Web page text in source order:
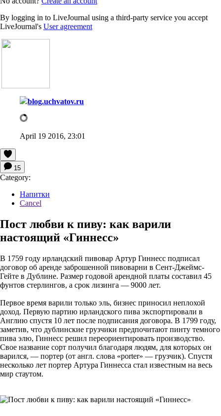
By logging in to LiveJournal using a third-party service you accept
LiveJournal's User agreement
blog.uchvatov.ru
April 19 2016, 23:01
15
Category:
Напитки
Cancel
Пост любви к пиву: как варили
настоящий «Гиннесс»
В 1759 году ирландский пивовар Артур Гиннесс подписал
договор об аренде заброшенной пивоварни в Сент-Джеймс-
Гейте в Дублине. Размер годовой арендной платы составил 45
фунтов стерлингов, а срок лизинга — 9000 лет.
Первое время варили только эль, бизнес приносил неплохой
доход. Первую партию ирландского пива экспортировали в
Англию спустя 10 лет после подписания договора. В 1799 году,
заметив, что дублинские грузчики предпочитают пинту темного
пива элю, Гиннесс решил переориентировать производство.
Свое название сорт получил благодаря людям, для которых он
варился, — портер (от англ. слова «porter» — грузчик). Спустя
несколько лет портер Артура Гиннесса стал известным на весь
мир стаутом.